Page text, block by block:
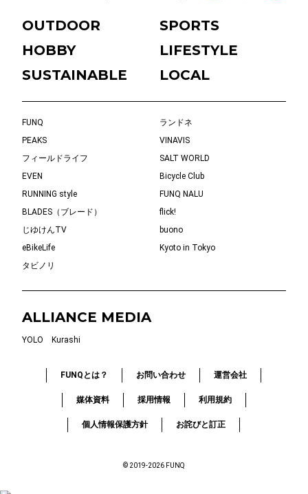
OUTDOOR
SPORTS
HOBBY
LIFESTYLE
SUSTAINABLE
LOCAL
FUNQ
ランドネ
PEAKS
VINAVIS
フィールドライフ
SALT WORLD
EVEN
Bicycle Club
RUNNING style
FUNQ NALU
BLADES（ブレード）
flick!
じゆけんTV
buono
eBikeLife
Kyoto in Tokyo
タビノリ
ALLIANCE MEDIA
YOLO Kurashi
FUNQとは？ お問い合わせ 運営会社
媒体資料 採用情報 利用規約
個人情報保護方針 お詫びと訂正
© 2019-2026 FUNQ